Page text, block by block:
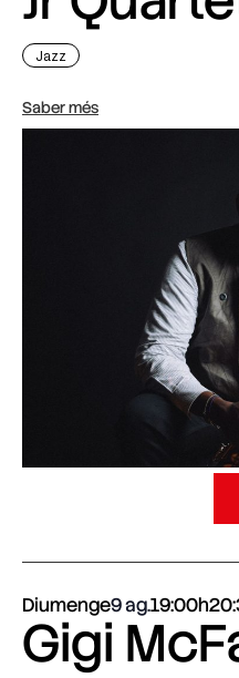
Jazz
Saber més
Diumenge9 ag.19:00h
Gigi